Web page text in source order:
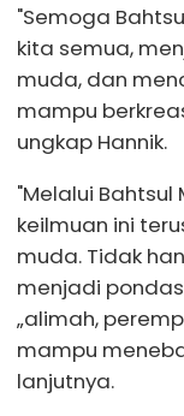
"Semoga
kita semua,
muda, dan
mampu
ungkap Hannik.
"Melalui Bahtsul
keilmuan ini
muda. Tidak
menjadi
„alimah,
mampu
lanjutnya.